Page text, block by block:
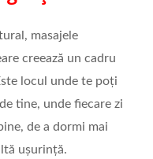
masajele
creează un cadru
locul unde te poți
tine, unde fiecare zi
de a dormi mai
ușurință.